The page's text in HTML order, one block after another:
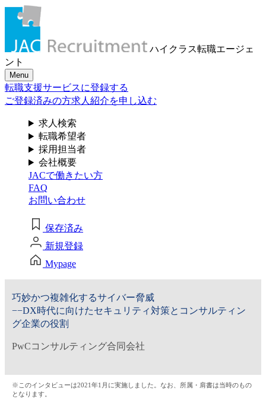
求人検索・転職事例
はじめに、あなたが活かしたい
「ご経験業種」
お選びください
サービス（人材・ホテル・旅行・教育）
商社
流通（EC・運輸・小売）
消費財（食品・アパレル・トイレタリー）
マスコミ（広告・制作）
建設・不動産
金融（銀行・証券・保険・投資）
コンサルティング・シンクタンク・事務所
電気・電機
ハイクラス転職エージェ
ント
Menu
転職支援サービスに登録する
ご登録済みの方求人紹介を申し込む
求人検索
転職希望者
採用担当者
会社概要
JACで働きたい方
FAQ
お問い合わせ
保存済み
新規登録
Mypage
巧妙かつ複雑化するサイバー脅威
−−DX時代に向けたセキュリティ対策とコンサルティン
グ企業の役割
PwCコンサルティング合同会社
※このインタビューは2021年1月に実施しました。なお、所属・肩書は当時のもの
となります。
メール認証とは？
メール認証は当社サービスを利用される方が登録された
メールアドレスがご本人のもので受信可能であることを
確認するための仕組みです。 これは主に、なりすまし等
のセキュリティリスク低減や、サポートにおけるお客様
のスムーズな本人認証に役立ちます。お客様が安心して
ジェイ エイ シー リクルートメントをお使いいただくため
個人情報取り扱いおよびサービス利用規約